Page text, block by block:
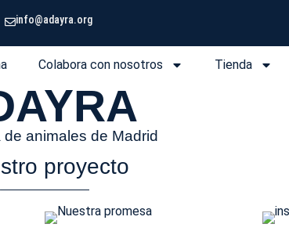
info@adayra.org
Colabora con nosotros Tienda
de animales de Madrid
proyecto